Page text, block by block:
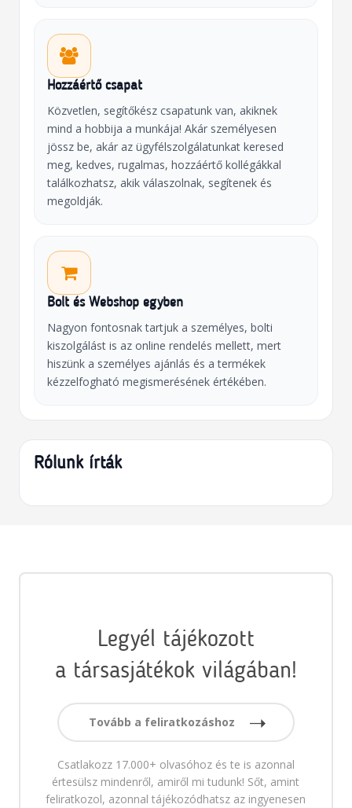
Hozzáértő csapat
Közvetlen, segítőkész csapatunk van, akiknek
mind a hobbija a munkája! Akár személyesen
jössz be, akár az ügyfélszolgálatunkat keresed
meg, kedves, rugalmas, hozzáértő kollégákkal
találkozhatsz, akik válaszolnak, segítenek és
megoldják.
Bolt és Webshop egyben
Nagyon fontosnak tartjuk a személyes, bolti
kiszolgálást is az online rendelés mellett, mert
hiszünk a személyes ajánlás és a termékek
kézzelfogható megismerésének értékében.
Rólunk írták
Legyél tájékozott
a társasjátékok világában!
Tovább a feliratkozáshoz
Csatlakozz 17.000+ olvasóhoz és te is azonnal
értesülsz mindenről, amiről mi tudunk! Sőt, amint
feliratkozol, azonnal tájékozódhatsz az ingyenesen